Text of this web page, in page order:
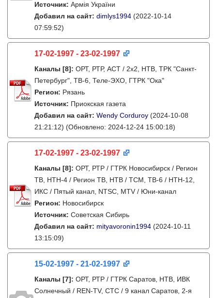
Источник: Армія України
Добавил на сайт: dimlys1994 (2022-10-14
07:59:52)
17-02-1997 - 23-02-1997
Каналы [8]: ОРТ, РТР, АСТ / 2х2, НТВ, ТРК "Санкт-
Петербург", ТВ-6, Теле-ЭХО, ГТРК "Ока"
Регион: Рязань
Источник: Приокская газета
Добавил на сайт: Wendy Corduroy (2024-10-08
21:21:12) (Обновлено: 2024-12-24 15:00:18)
17-02-1997 - 23-02-1997
Каналы [8]: ОРТ, РТР / ГТРК Новосибирск / Регион
ТВ, НТН-4 / Регион ТВ, НТВ / ТСМ, ТВ-6 / НТН-12,
ИКС / Пятый канал, NTSC, MTV / Юни-канал
Регион: Новосибирск
Источник: Советская Сибирь
Добавил на сайт: mityavoronin1994 (2024-10-11
13:15:09)
15-02-1997 - 21-02-1997
Каналы [7]: ОРТ, РТР / ГТРК Саратов, НТВ, ИВК
Солнечный / REN-TV, СТС / 9 канал Саратов, 2-я